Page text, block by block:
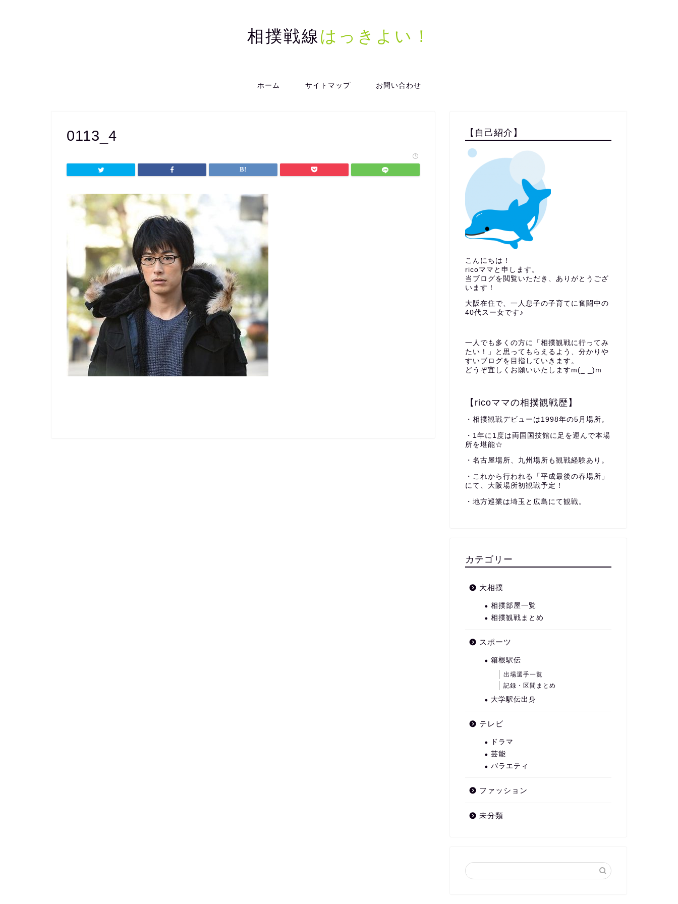
相撲戦線はっきよい！
ホーム サイトマップ お問い合わせ
0113_4 【自己紹介】
こんにちは！
ricoママと申します。
当ブログを閲覧いただき、ありがとうござ
います！
大阪在住で、一人息子の子育てに奮闘中の
40代スー女です♪
一人でも多くの方に「相撲観戦に行ってみ
たい！」と思ってもらえるよう、分かりや
すいブログを目指していきます。
どうぞ宜しくお願いいたしますm(_ _)m
【ricoママの相撲観戦歴】
・相撲観戦デビューは1998年の5月場所。
・1年に1度は両国国技館に足を運んで本場
所を堪能☆
・名古屋場所、九州場所も観戦経験あり。
・これから行われる「平成最後の春場所」
にて、大阪場所初観戦予定！
・地方巡業は埼玉と広島にて観戦。
カテゴリー
大相撲
相撲部屋一覧
相撲観戦まとめ
スポーツ
箱根駅伝
出場選手一覧
記録・区間まとめ
大学駅伝出身
テレビ
ドラマ
芸能
バラエティ
ファッション
未分類